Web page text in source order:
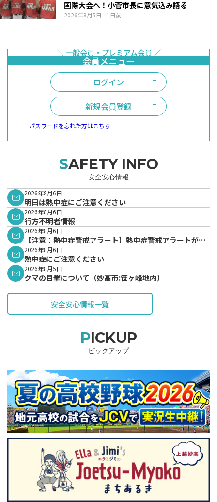
2026年8月5日 - 1日前
国際大会へ！小菅市長に意気込み語る
ログイン
新規会員登録
パスワードを忘れた方はこちら
SAFETY INFO
安全安心情報
2026年8月6日
明日は熱中症にご注意ください
2026年8月6日
行方不明者情報
2026年8月6日
【注意：熱中症警戒アラート】熱中症警戒アラートが発
表されています。
2026年8月6日
熱中症にご注意ください
2026年8月5日
クマの目撃について（妙高市:笹ヶ峰地内）
安全安心情報一覧
PICKUP
ピックアップ